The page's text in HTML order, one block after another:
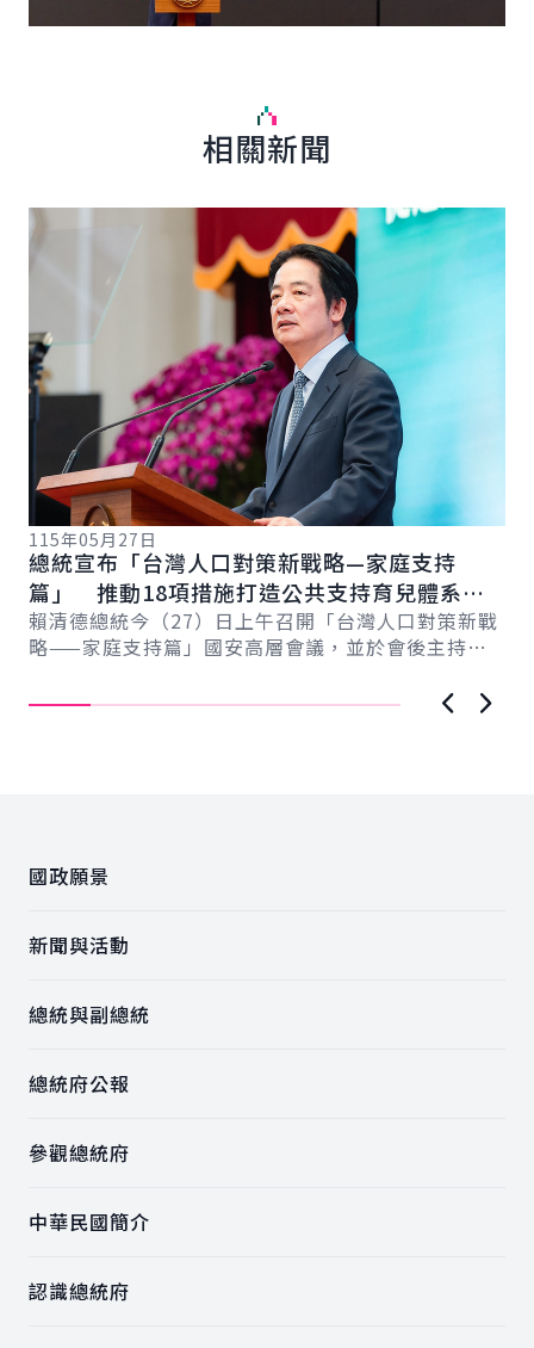
相關新聞
詳細內容
115年05月27日
總統宣布「台灣人口對策新戰略—家庭支持
篇」 推動18項措施打造公共支持育兒體系
以全民共享經濟紅利促進臺灣永續發展
賴清德總統今（27）日上午召開「台灣人口對策新戰
略——家庭支持篇」國安高層會議，並於會後主持記
詳
國政願景
新聞與活動
總統與副總統
總統府公報
參觀總統府
中華民國簡介
認識總統府